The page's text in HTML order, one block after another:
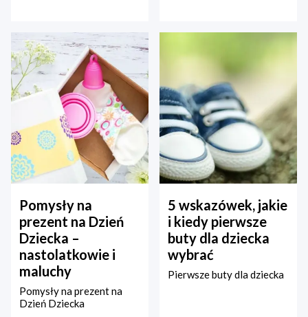
Pomysły na
prezent na Dzień
Dziecka –
nastolatkowie i
maluchy
Pomysły na prezent na
Dzień Dziecka
5 wskazówek, jakie
i kiedy pierwsze
buty dla dziecka
wybrać
Pierwsze buty dla dziecka